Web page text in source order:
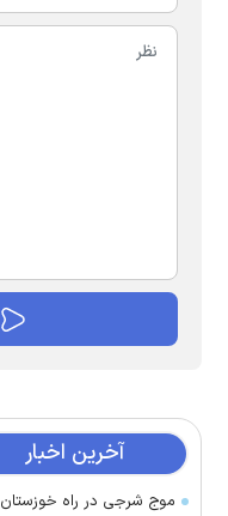
آخرین اخبار
موج شرجی در راه خوزستان